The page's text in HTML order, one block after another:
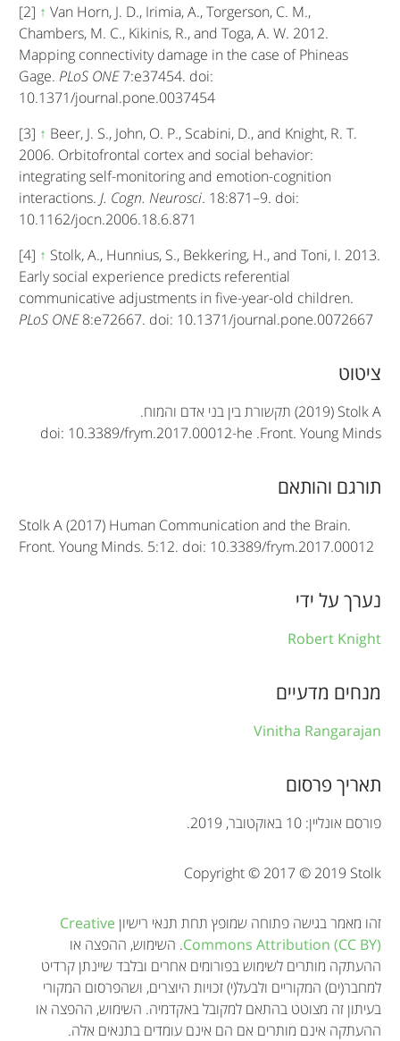
[2] ↑ Van Horn, J. D., Irimia, A., Torgerson, C. M.,
Chambers, M. C., Kikinis, R., and Toga, A. W. 2012.
Mapping connectivity damage in the case of Phineas
Gage.PLoS ONE7:e37454. doi:
10.1371/journal.pone.0037454
[3] ↑ Beer, J. S., John, O. P., Scabini, D., and Knight, R. T.
2006. Orbitofrontal cortex and social behavior:
integrating self-monitoring and emotion-cognition
interactions.J. Cogn. Neurosci. 18:871–9. doi:
10.1162/jocn.2006.18.6.871
[4] ↑ Stolk, A., Hunnius, S., Bekkering, H., and Toni, I. 2013.
Early social experience predicts referential
communicative adjustments in five-year-old children.
PLoS ONE8:e72667. doi: 10.1371/journal.pone.0072667
A
r
t
c
i
n
o
r
a
t
o
n
ציטוט
(2019) Stolk Aתקשורת בין בני אדם והמוח.
Front. Young Minds
.
doi: 10.3389/frym.2017.00012-he
תורגם והותאם
Stolk A (2017) Human Communication and the Brain.
Front. Young Minds. 5:12. doi: 10.3389/frym.2017.00012
נערך על ידי
Robert Knight
מנחים מדעיים
Vinitha Rangarajan
תאריך פרסום
פורסם אונליין: 10 באוקטובר, 2019.
Copyright © 2017 © 2019 Stolk
זהו מאמר בגישה פתוחה שמופץ תחת תנאי רישיון Creative
Commons Attribution (CC BY). השימוש, ההפצה או
ההעתקה מותרים לשימוש בפורומים אחרים ובלבד שיינתן קרדיט
למחבר(ים) המקוריים ולבעל(י) זכויות היוצרים, ושהפרסום המקורי
בעיתון זה מצוטט בהתאם למקובל באקדמיה. השימוש, ההפצה או
ההעתקה אינם מותרים אם הם אינם עומדים בתנאים אלה.